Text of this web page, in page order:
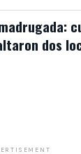
dos